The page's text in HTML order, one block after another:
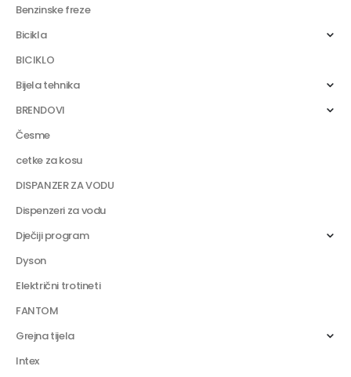
Benzinske freze
Bicikla
BICIKLO
Bijela tehnika
BRENDOVI
Česme
cetke za kosu
DISPANZER ZA VODU
Dispenzeri za vodu
Dječiji program
Dyson
Električni trotineti
FANTOM
Grejna tijela
Intex